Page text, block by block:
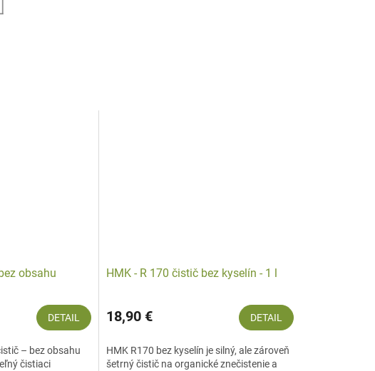
obsahu
DETAIL
– bez obsahu
čistiaci
HMK - R 170 čistič bez kyselín - 1 l
18,90 € DETAIL
HMK R170 bez kyselín je silný, ale zároveň
šetrný čistič na organické znečistenie a